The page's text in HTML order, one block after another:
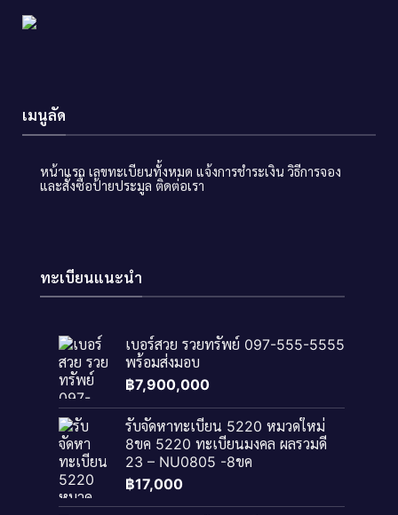
เมนูลัด
หน้าแรก เลขทะเบียนทั้งหมด แจ้งการชำระเงิน วิธีการจอง
และสั่งซื้อป้ายประมูล ติดต่อเรา
ทะเบียนแนะนำ
เบอร์สวย รวยทรัพย์ 097-555-5555
พร้อมส่งมอบ
฿7,900,000
รับจัดหาทะเบียน 5220 หมวดใหม่
8ขค 5220 ทะเบียนมงคล ผลรวมดี
23 – NU0805 -8ขค
฿17,000